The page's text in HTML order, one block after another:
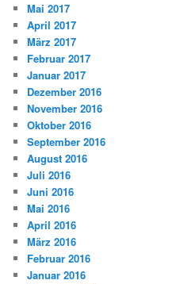
Mai 2017
April 2017
März 2017
Februar 2017
Januar 2017
Dezember 2016
November 2016
Oktober 2016
September 2016
August 2016
Juli 2016
Juni 2016
Mai 2016
April 2016
März 2016
Februar 2016
Januar 2016